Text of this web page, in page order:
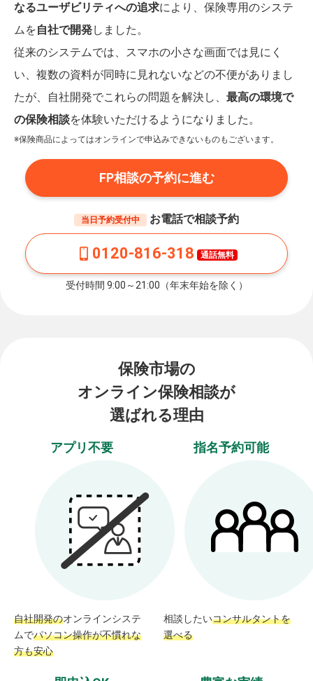
なるユーザビリティへの追求により、保険専用のシステ
ムを自社で開発しました。
従来のシステムでは、スマホの小さな画面では見にく
い、複数の資料が同時に見れないなどの不便がありまし
たが、自社開発でこれらの問題を解決し、 最高の環境で
の保険相談を体験いただけるようになりました。
※保険商品によってはオンラインで申込みできないものもございます。
FP相談の予約に進む
当日予約受付中 お電話で相談予約
0120-816-318 通話無料
受付時間 9:00～21:00（年末年始を除く）
保険市場の
オンライン保険相談が
選ばれる理由
アプリ不要
自社開発のオンラインシステ
ムでパソコン操作が不慣れな
方も安心
指名予約可能
相談したいコンサルタントを
選べる